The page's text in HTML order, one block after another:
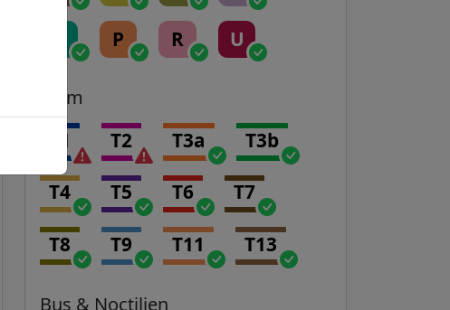
P R U
Tram
T1 T2 T3a T3b
T4 T5 T6 T7
T8 T9 T11 T13
Bus & Noctilien